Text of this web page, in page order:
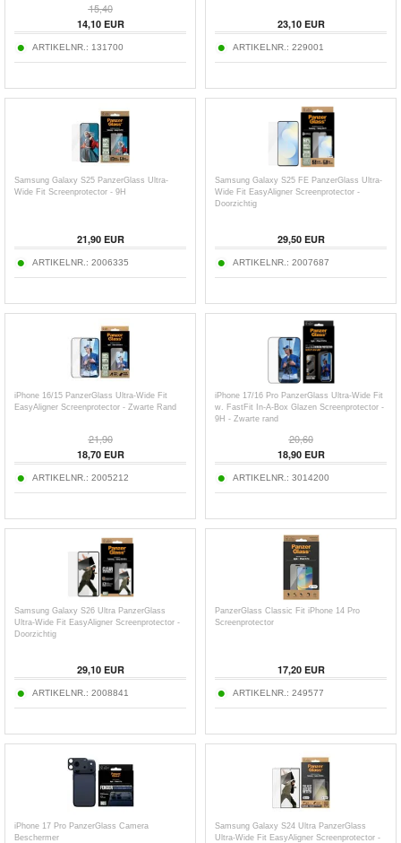
15,40
14,10EUR
ARTIKELNR.: 131700
23,10EUR
ARTIKELNR.: 229001
Samsung Galaxy S25 PanzerGlass Ultra-
Wide Fit Screenprotector - 9H
21,90EUR
ARTIKELNR.: 2006335
Samsung Galaxy S25 FE PanzerGlass Ultra-
Wide Fit EasyAligner Screenprotector -
Doorzichtig
29,50EUR
ARTIKELNR.: 2007687
iPhone 16/15 PanzerGlass Ultra-Wide Fit
EasyAligner Screenprotector - Zwarte Rand
21,90
18,70EUR
ARTIKELNR.: 2005212
iPhone 17/16 Pro PanzerGlass Ultra-Wide Fit
w. FastFit In-A-Box Glazen Screenprotector -
9H - Zwarte rand
20,60
18,90EUR
ARTIKELNR.: 3014200
Samsung Galaxy S26 Ultra PanzerGlass
Ultra-Wide Fit EasyAligner Screenprotector -
Doorzichtig
29,10EUR
ARTIKELNR.: 2008841
PanzerGlass Classic Fit iPhone 14 Pro
Screenprotector
17,20EUR
ARTIKELNR.: 249577
iPhone 17 Pro PanzerGlass Camera
Beschermer
Samsung Galaxy S24 Ultra PanzerGlass
Ultra-Wide Fit EasyAligner Screenprotector -